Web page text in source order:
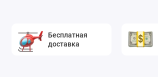
Бесплатная
доставка